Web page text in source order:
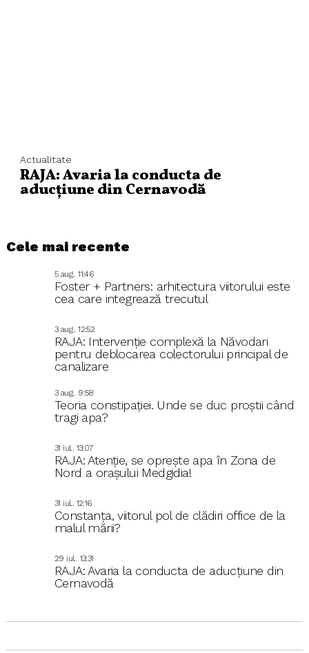
Actualitate
RAJA: Avaria la conducta de
aducțiune din Cernavodă
Cele mai recente
5 aug.. 11:46
Foster + Partners: arhitectura viitorului este
cea care integrează trecutul
3 aug.. 12:52
RAJA: Intervenție complexă la Năvodari
pentru deblocarea colectorului principal de
canalizare
3 aug.. 9:58
Teoria constipației. Unde se duc proștii când
tragi apa?
31 iul.. 13:07
RAJA: Atenție, se oprește apa în Zona de
Nord a orașului Medgidia!
31 iul.. 12:16
Constanța, viitorul pol de clădiri office de la
malul mării?
29 iul.. 13:31
RAJA: Avaria la conducta de aducțiune din
Cernavodă